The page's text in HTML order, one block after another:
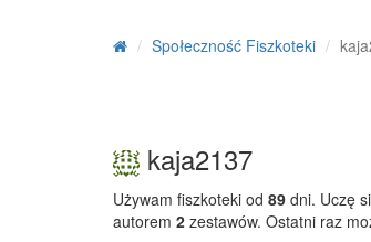
Społeczność Fiszkoteki
kaja2137
Używam fiszkoteki od 89 dni. Uczę
autorem 2 zestawów. Ostatni raz